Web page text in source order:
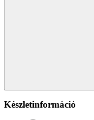
Készletinformáció